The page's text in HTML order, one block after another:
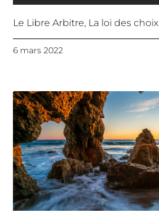
Le Libre Arbitre, La loi des choix
6 mars 2022